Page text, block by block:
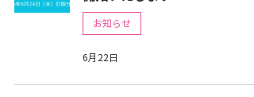
お知らせ
6月22日